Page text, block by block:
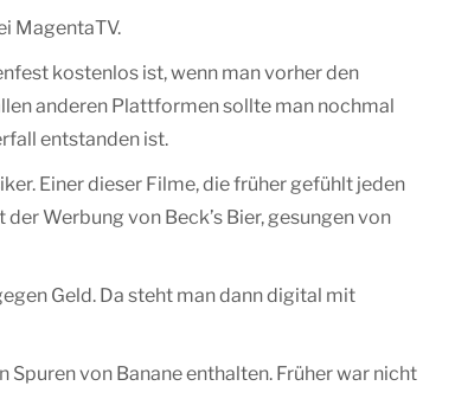
MagentaTV.
kostenlos ist, wenn man vorher den
anderen Plattformen sollte man nochmal
entstanden ist.
Einer dieser Filme, die früher gefühlt jeden
Werbung von Beck’s Bier, gesungen von
Geld. Da steht man dann digital mit
von Banane enthalten. Früher war nicht